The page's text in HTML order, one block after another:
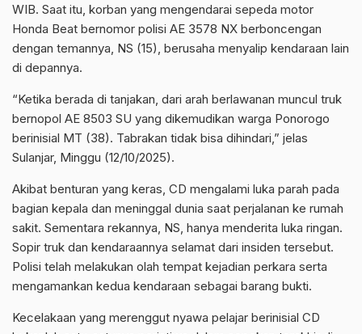
WIB. Saat itu, korban yang mengendarai sepeda motor
Honda Beat bernomor polisi AE 3578 NX berboncengan
dengan temannya, NS (15), berusaha menyalip kendaraan lain
di depannya.
“Ketika berada di tanjakan, dari arah berlawanan muncul truk
bernopol AE 8503 SU yang dikemudikan warga Ponorogo
berinisial MT (38). Tabrakan tidak bisa dihindari,” jelas
Sulanjar, Minggu (12/10/2025).
Akibat benturan yang keras, CD mengalami luka parah pada
bagian kepala dan meninggal dunia saat perjalanan ke rumah
sakit. Sementara rekannya, NS, hanya menderita luka ringan.
Sopir truk dan kendaraannya selamat dari insiden tersebut.
Polisi telah melakukan olah tempat kejadian perkara serta
mengamankan kedua kendaraan sebagai barang bukti.
Kecelakaan yang merenggut nyawa pelajar berinisial CD